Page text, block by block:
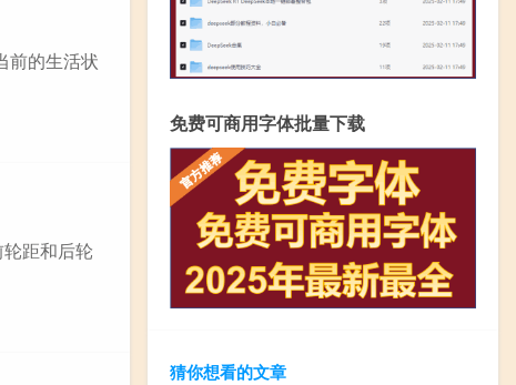
前的生活状
距和后轮
免费可商用字体批量下载
猜你想看的文章